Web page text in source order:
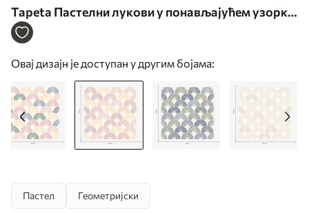
Tapeta Пастелни лукови у понављајућем узорку
бр. a01164v1
Овај дизајн је доступан у другим бојама:
Пастел Геометријски